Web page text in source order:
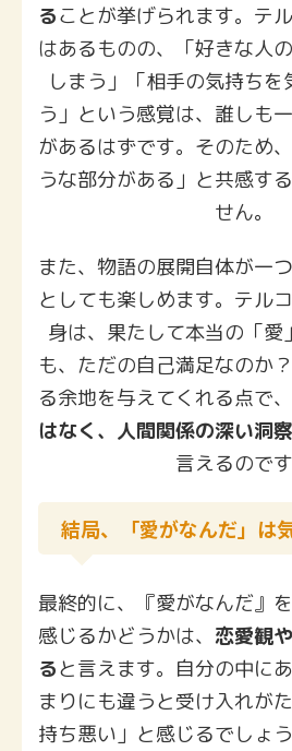
ることが挙げられます。テ
はあるものの、「好きな人
しまう」「相手の気持ちを
う」という感覚は、誰しも
があるはずです。そのため
うな部分がある」と共感す
せん。
また、物語の展開自体が一
としても楽しめます。テル
身は、果たして本当の「愛
も、ただの自己満足なのか
る余地を与えてくれる点で、
はなく、人間関係の深い洞
言えるのです
結局、「愛がなんだ」は
最終的に、『愛がなんだ』
感じるかどうかは、 恋愛観
ると言えます。自分の中に
まりにも違うと受け入れが
持ち悪い」と感じるでしょ